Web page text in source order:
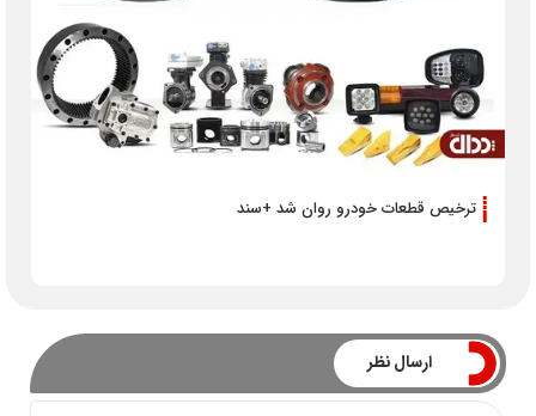
ترخیص قطعات خودرو روان شد +سند
ارسال نظر